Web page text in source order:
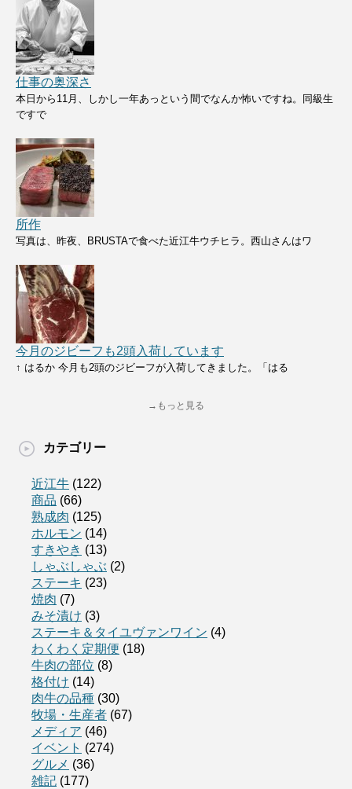
仕事の奥深さ
本日から11月、しかし一年あっという間でなんか怖いですね。同級生
ですで
所作
写真は、昨夜、BRUSTAで食べた近江牛ウチヒラ。西山さんはワ
今月のジビーフも2頭入荷しています
↑ はるか 今月も2頭のジビーフが入荷してきました。「はる
→もっと見る
カテゴリー
近江牛 (122)
商品 (66)
熟成肉 (125)
ホルモン (14)
すきやき (13)
しゃぶしゃぶ (2)
ステーキ (23)
焼肉 (7)
みそ漬け (3)
ステーキ＆タイユヴァンワイン (4)
わくわく定期便 (18)
牛肉の部位 (8)
格付け (14)
肉牛の品種 (30)
牧場・生産者 (67)
メディア (46)
イベント (274)
グルメ (36)
雑記 (177)